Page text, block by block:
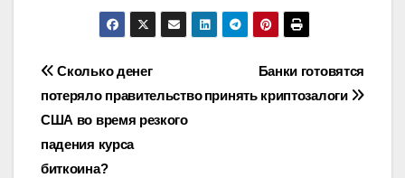
Навигация
по
записям
Банки готовятся
принять криптозалоги
Сколько денег
потеряло правительство
США во время резкого
падения курса
биткоина?